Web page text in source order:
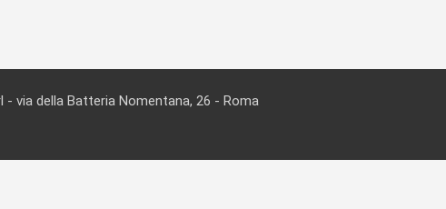
via della Batteria Nomentana, 26 - Roma